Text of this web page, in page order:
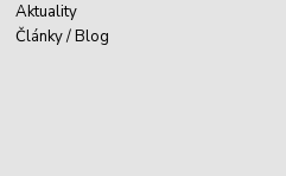
Aktuality
Články / Blog